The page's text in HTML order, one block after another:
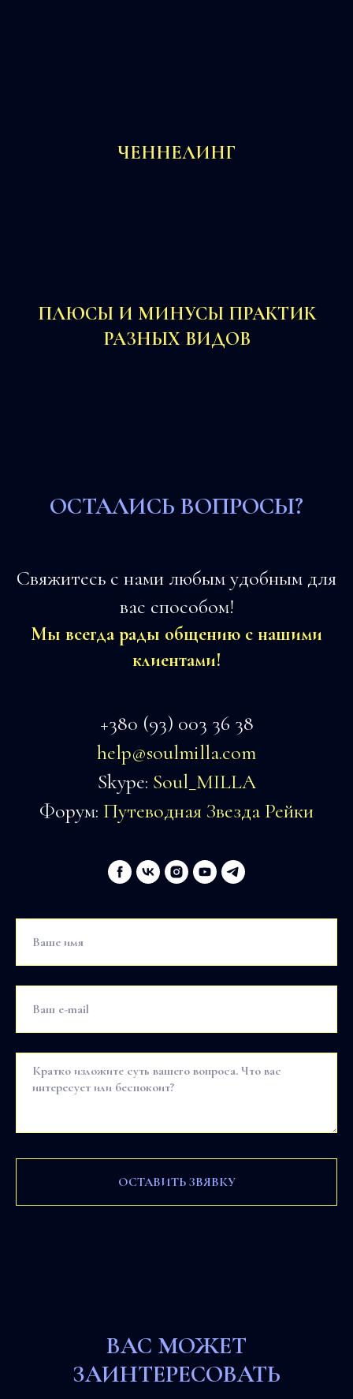
ЧЕННЕЛИНГ
ПЛЮСЫ И МИНУСЫ ПРАКТИК
РАЗНЫХ ВИДОВ
ОСТАЛИСЬ ВОПРОСЫ?
Свяжитесь с нами любым удобным для
вас способом!
Мы всегда рады общению с нашими
клиентами!
+380 (93) 003 36 38
help@soulmilla.com
Skype: Soul_MILLA
Форум: Путеводная Звезда Рейки
ОСТАВИТЬ ЗВЯВКУ
ВАС МОЖЕТ
ЗАИНТЕРЕСОВАТЬ